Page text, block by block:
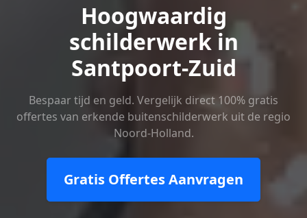
Hoogwaardig
schilderwerk in
Santpoort-Zuid
Bespaar tijd en geld. Vergelijk direct 100% gratis
offertes van erkende buitenschilderwerk uit de regio
Noord-Holland.
Gratis Offertes Aanvragen